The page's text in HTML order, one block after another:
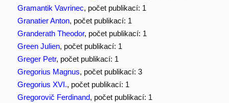
Gramantik Vavrinec, počet publikací: 1
Granatier Anton, počet publikací: 1
Granderath Theodor, počet publikací: 1
Green Julien, počet publikací: 1
Greger Petr, počet publikací: 1
Gregorius Magnus, počet publikací: 3
Gregorius XVI., počet publikací: 1
Gregorovič Ferdinand, počet publikací: 1